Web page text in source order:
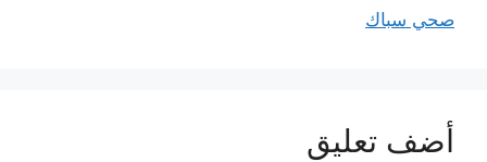
صحي سباك
أضف تعليق